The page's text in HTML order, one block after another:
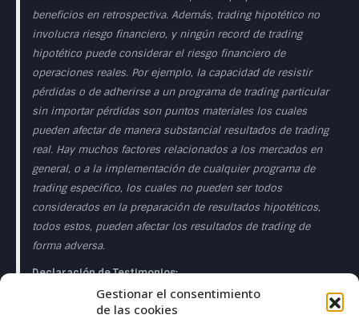
Gestionar el consentimiento
de las cookies
beneficios en retrospectiva. Además, trading hipotético no
involucra riesgo financiero, y ningún record de trading
hipotético puede considerar el riesgo financiero de
operaciones reales. Por ejemplo, la capacidad de resistir
pérdidas o de adherirse a un programa de trading particular
sin importar pérdidas son puntos materiales los cuales
pueden afectar de manera substancial resultados de trading
real. Hay muchos factores relacionados a los mercados en
general, o a la implementación de cualquier programa de
trading especifico, los cuales no pueden ser todos
considerados en la preparación de resultados hipotéticos,
todos estos, pueden afectar los resultados de trading de
forma adversa.
Declaración de Testimonios:
Los testimonios que aparecen en esta página web pueden